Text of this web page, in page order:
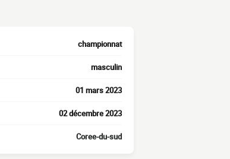
championnat
masculin
01 mars 2023
02 décembre 2023
Coree-du-sud